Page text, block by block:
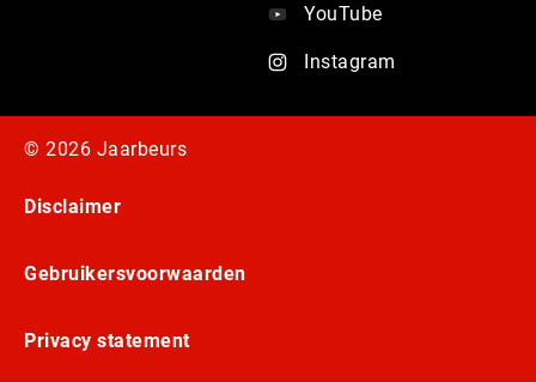
YouTube
Instagram
© 2026 Jaarbeurs
Disclaimer
Gebruikersvoorwaarden
Privacy statement